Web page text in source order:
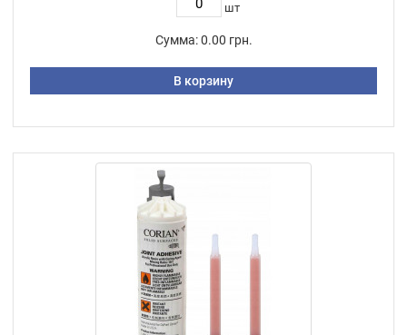
шт
Сумма: 0.00 грн.
В корзину